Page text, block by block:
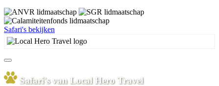
Safari's bekijken
Safari's van Local Hero Travel